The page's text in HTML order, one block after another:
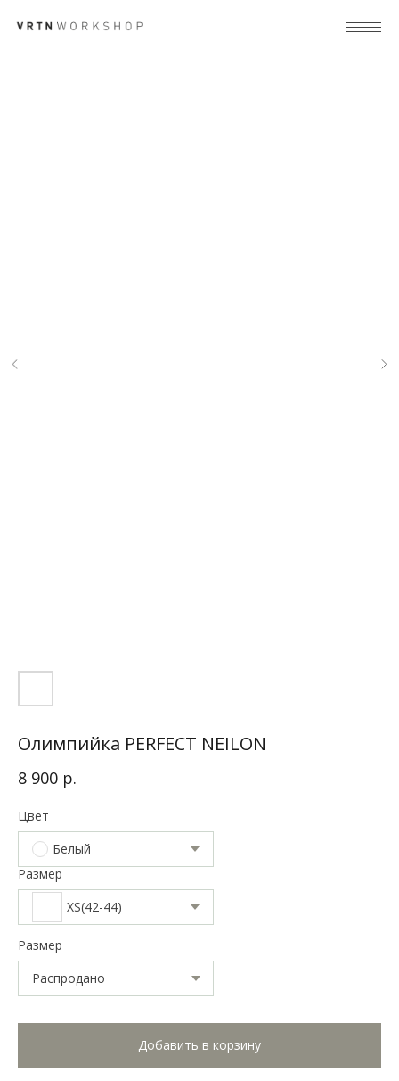
Олимпийка PERFECT NEILON
8 900 р.
Цвет
Белый
Размер
XS(42-44)
Размер
Добавить в корзину